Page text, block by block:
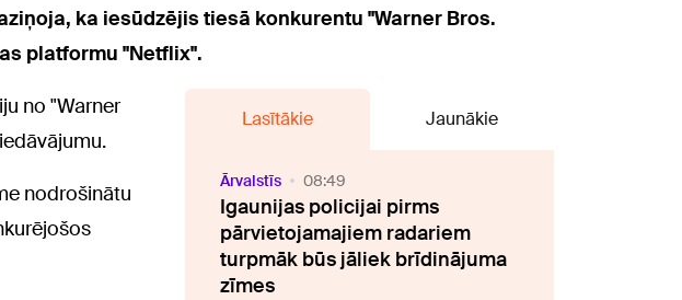
ka iesūdzējis tiesā konkurentu "Warner Bros.
platformu "Netflix".
no "Warner
nodrošinātu
Lasītākie Jaunākie
Ārvalstīs 08:49
Igaunijas policijai pirms
pārvietojamajiem radariem
turpmāk būs jāliek brīdinājuma
zīmes